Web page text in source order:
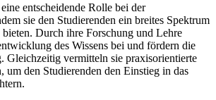
entscheidende Rolle bei der
sie den Studierenden ein breites Spektrum
Durch ihre Forschung und Lehre
des Wissens bei und fördern die
Gleichzeitig vermitteln sie praxisorientierte
um den Studierenden den Einstieg in das